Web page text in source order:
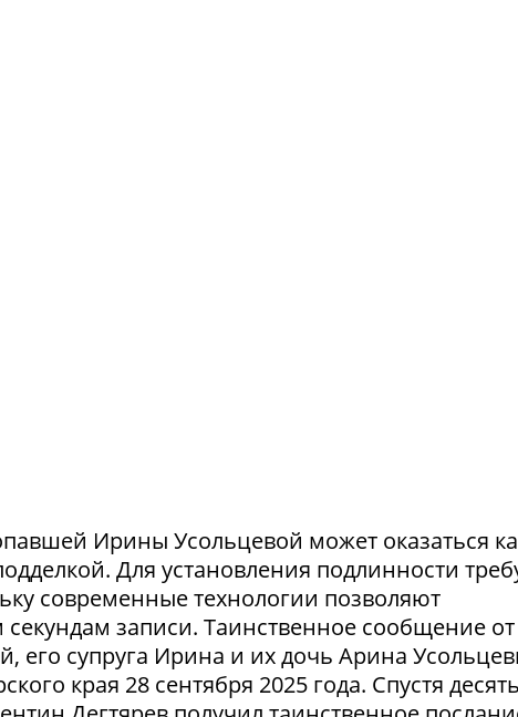
Ирины Усольцевой может оказаться
Для установления подлинности
современные технологии позволяют
секундам записи. Таинственное сообщение от
его супруга Ирина и их дочь Арина
края 28 сентября 2025 года. Спустя десять